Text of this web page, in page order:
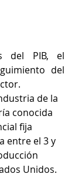
del PIB, el
del
de la
conocida
fija
entre el 3 y
Unidos.